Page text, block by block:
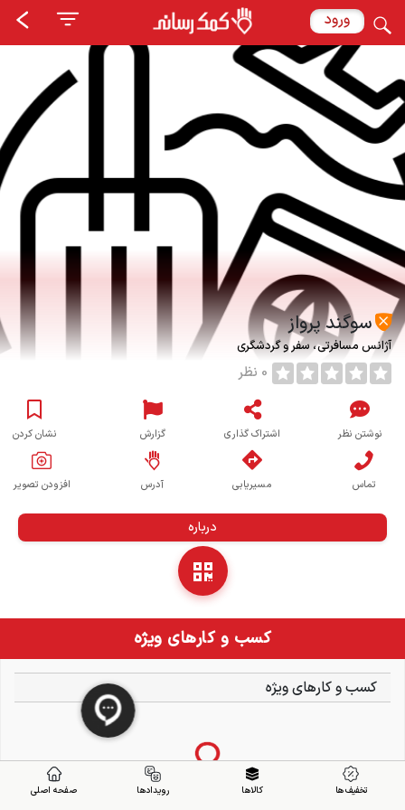
ورود
سوگند پرواز
آژانس مسافرتی سفر و گردشگری
0 نظر
نوشتن نظر اشتراک گذاری گزارش نشان کردن
تماس مسیریابی آدرس افزودن تصویر
درباره
کسب و کارهای ویژه
کسب و کارهای ویژه
تخفیف ها کالاها رویدادها صفحه اصلی